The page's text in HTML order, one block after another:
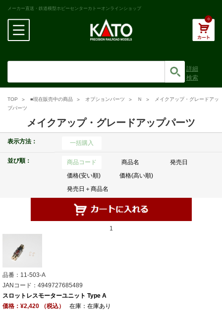
メーカー直送・鉄道模型ホビーセンターカトーオンラインショップ
0
詳細
検索
TOP ■現在販売中の商品 オプションパーツ Ｎ
メイクアップ・グレードアッ
プパーツ
メイクアップ・グレードアップパーツ
表示方法： 一括購入
並び順： 商品コード 商品名
発売日
価格(安い順)
価格(高い順)
発売日＋商品名
1
品番：11-503-A
JANコード：4949727685489
スロットレスモーターユニット Type A
価格：¥2,420 （税込）
在庫：在庫あり